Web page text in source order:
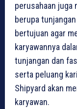
perusahaan juga
berupa
bertujuan agar
karyawannya
tunjangan dan
serta peluang
Shipyard akan
karyawan.